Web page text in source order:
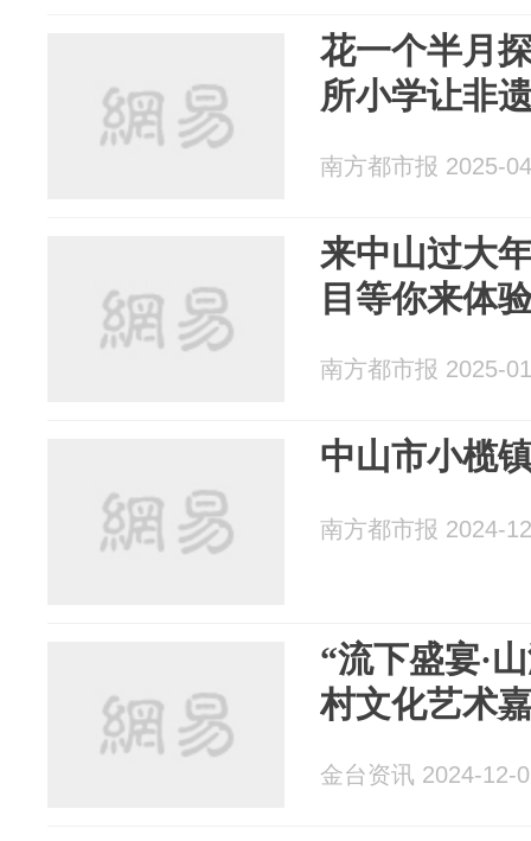
花一个半月
所小学让非
南方都市报 2025-
来中山过大
目等你来体
南方都市报 2025-
中山市小榄
南方都市报 2024-
“流下盛宴·
村文化艺术
金台资讯 2024-12-